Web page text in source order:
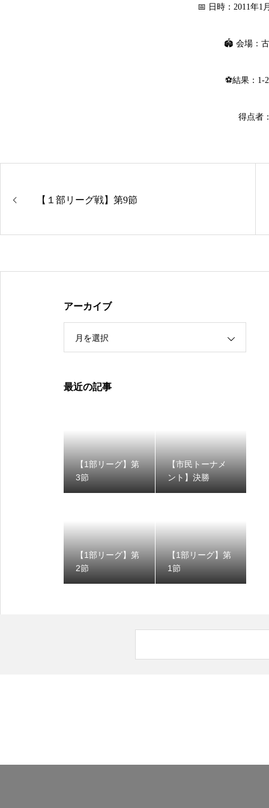
📅 日時：2011年1
🏟 会場：
⚽結果：1-
得点者
【１部リーグ戦】第9節
アーカイブ
月を選択
最近の記事
【1部リーグ】第
3節
【市民トーナメ
ント】決勝
【1部リーグ】第
2節
【1部リーグ】第
1節